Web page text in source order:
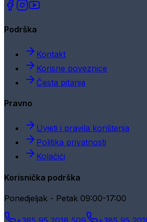
Podrška
Kontakt
Korisne poveznice
Česta pitanja
Pravno
Uvjeti i pravila korištenja
Politika privatnosti
Kolačići
Korisnička podrška
Ponedjeljak - Petak 09:00-17:00